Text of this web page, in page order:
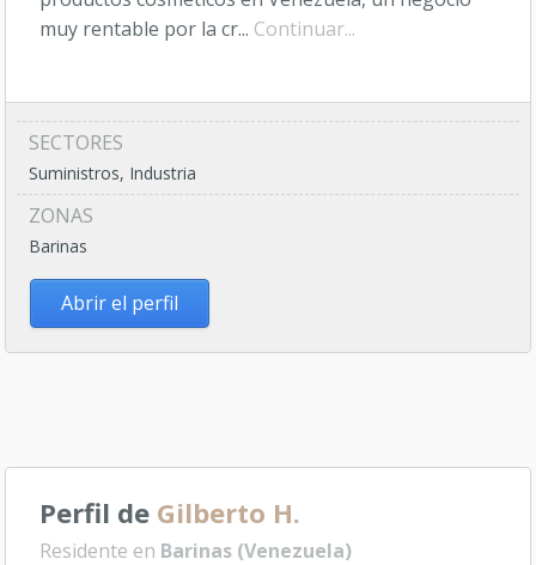
muy rentable por la cr... Continuar...
SECTORES
Suministros, Industria
ZONAS
Barinas
Abrir el perfil
Perfil de Gilberto H.
Residente en Barinas (Venezuela)